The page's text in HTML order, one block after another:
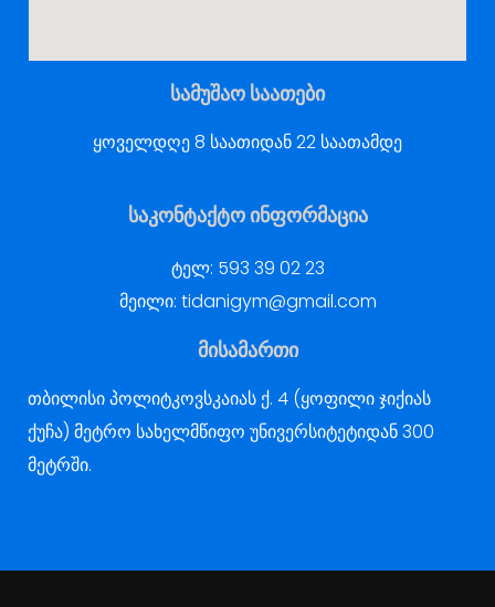
სამუშაო საათები
ყოველდღე 8 საათიდან 22 საათამდე
საკონტაქტო ინფორმაცია
ტელ: 593 39 02 23
მეილი: tidanigym@gmail.com
მისამართი
თბილისი პოლიტკოვსკაიას ქ. 4 (ყოფილი ჯიქიას
ქუჩა) მეტრო სახელმწიფო უნივერსიტეტიდან 300
მეტრში.